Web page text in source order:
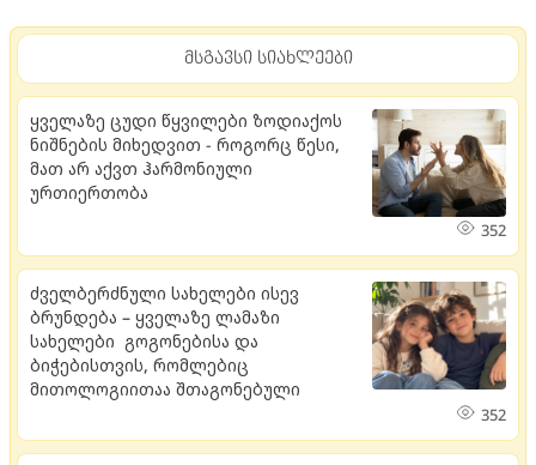
მსგავსი სიახლეები
ყველაზე ცუდი წყვილები ზოდიაქოს
ნიშნების მიხედვით - როგორც წესი,
მათ არ აქვთ ჰარმონიული
ურთიერთობა
352
ძველბერძნული სახელები ისევ
ბრუნდება – ყველაზე ლამაზი
სახელები გოგონებისა და
ბიჭებისთვის, რომლებიც
მითოლოგიითაა შთაგონებული
352